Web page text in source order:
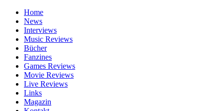
Home
News
Interviews
Music Reviews
Bücher
Fanzines
Games Reviews
Movie Reviews
Live Reviews
Links
Magazin